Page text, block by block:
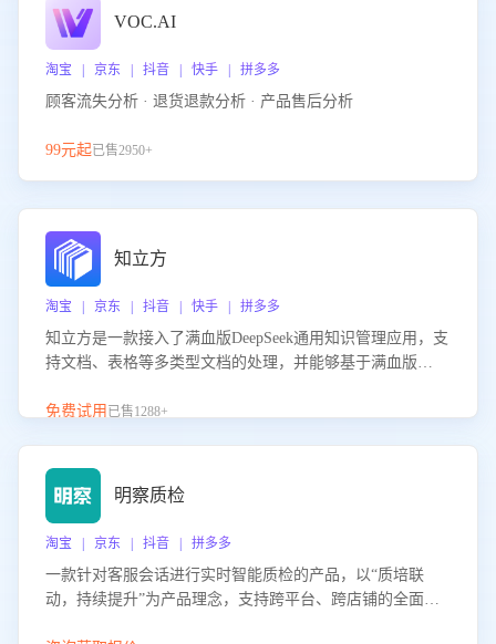
VOC.AI
淘宝 | 京东 | 抖音 | 快手 | 拼多多
顾客流失分析 · 退货退款分析 · 产品售后分析
99元起已售2950+
知立方
淘宝 | 京东 | 抖音 | 快手 | 拼多多
知立方是一款接入了满血版DeepSeek通用知识管理应用，支
持文档、表格等多类型文档的处理，并能够基于满血版
识支持，帮助用户高效管理和利用知识资源。通过该产品，
免费试用 已售1288+
明察质检
淘宝 | 京东 | 抖音 | 拼多多
一款针对客服会话进行实时智能质检的产品，以“质培联
动，持续提升”为产品理念，支持跨平台、跨店铺的全面、